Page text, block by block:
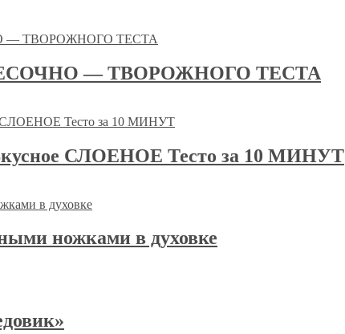
— ТВОРОЖНОГО ТЕСТА
СЛОЕНОЕ Тесто за 10 МИНУТ
ножками в духовке